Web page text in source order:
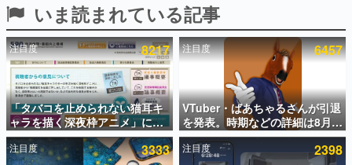
殿堂入り記事
SNS拡散数が数千以上！ ページビュー数万以上！ などな
ど。多くの人々に読まれた、電ファミ渾身の“殿堂入り”記
事をまとめました。
ゲームの企画書
名作ゲームクリエイターの方々に製作時のエピソードをお
聞きし、ヒットする企画（ゲーム）とは何か？を探ってい
きます。
赫本
この物語を解いてはいけない。『赫本』は、〈試験問題〉
いま読まれている記事
注目度 8217
「タバコを止められない猫耳キ
ャラを描く深夜枠アニメ」に視
聴者の一部から批判意見。違法
薬物の使用と思しき描写も含め
注目度 6457
VTuber・ばあちゃるさんが引退
を発表。時期などの詳細は8月9
日15時からの配信で説明
注目度 3333 注目度 2398